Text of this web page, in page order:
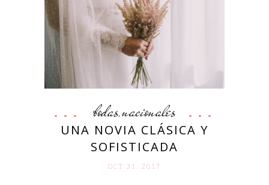
bodas,nacionales
UNA NOVIA CLÁSICA Y
SOFISTICADA
OCT 31. 2017